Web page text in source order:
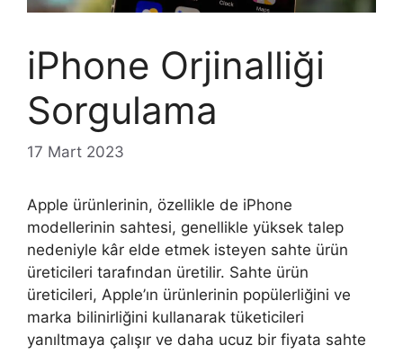
iPhone Orjinalliği
Sorgulama
17 Mart 2023
Apple ürünlerinin, özellikle de iPhone
modellerinin sahtesi, genellikle yüksek talep
nedeniyle kâr elde etmek isteyen sahte ürün
üreticileri tarafından üretilir. Sahte ürün
üreticileri, Apple’ın ürünlerinin popülerliğini ve
marka bilinirliğini kullanarak tüketicileri
yanıltmaya çalışır ve daha ucuz bir fiyata sahte